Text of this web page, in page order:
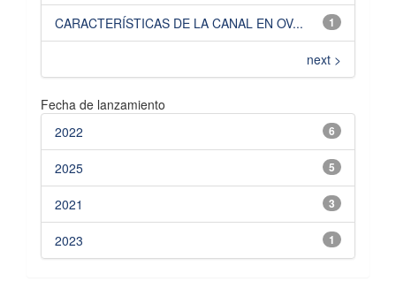
1
CARACTERÍSTICAS DE LA CANAL EN OV...
next >
Fecha de lanzamiento
6
2022
5
2025
3
2021
1
2023